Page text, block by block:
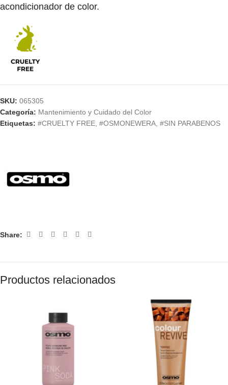
acondicionador de color.
SKU: 065305
Categoría: Mantenimiento y Cuidado del Color
Etiquetas: #CRUELTY FREE, #OSMONEWERA, #SIN PARABENOS
Share:
Productos relacionados